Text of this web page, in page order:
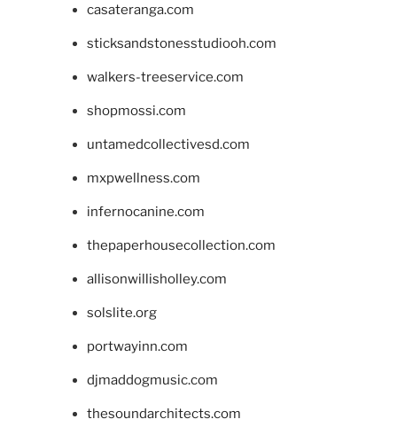
casateranga.com
sticksandstonesstudiooh.com
walkers-treeservice.com
shopmossi.com
untamedcollectivesd.com
mxpwellness.com
infernocanine.com
thepaperhousecollection.com
allisonwillisholley.com
solslite.org
portwayinn.com
djmaddogmusic.com
thesoundarchitects.com